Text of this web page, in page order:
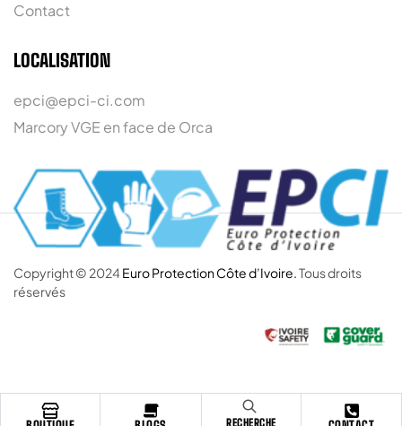
RECHERCHE
Contact
LOCALISATION
epci@epci-ci.com
Marcory VGE en face de Orca
Copyright © 2024 Euro Protection Côte d’Ivoire.Tous droits
réservés